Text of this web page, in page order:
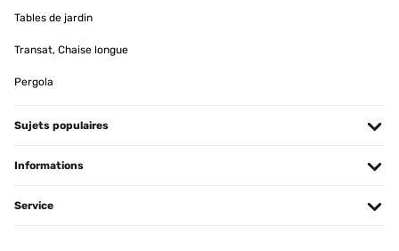
Traduire
wollte ich schon immer haben.Blumfeld war die richtige Adresse
Amazon-Benutzer
Tables de jardin
Transat, Chaise longue
Pergola
Sujets populaires
Informations
Service